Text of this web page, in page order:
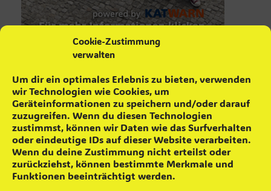
Cookie-Zustimmung
verwalten
Um dir ein optimales Erlebnis zu bieten, verwenden
wir Technologien wie Cookies, um
Geräteinformationen zu speichern und/oder darauf
zuzugreifen. Wenn du diesen Technologien
zustimmst, können wir Daten wie das Surfverhalten
oder eindeutige IDs auf dieser Website verarbeiten.
Wenn du deine Zustimmung nicht erteilst oder
zurückziehst, können bestimmte Merkmale und
Funktionen beeinträchtigt werden.
Maifeuer ´26 4. Mai 2026
Schrottsammlung 16. April 2026
Feuerwehr wurde geehrt 17. Februar 2026
Achtung! falsche Feuerwehrleute 22. Januar 2026
Das war das 8. Skatturnier 12. Januar 2026
8. Skatturnier 2. Dezember 2025
22. November 2025